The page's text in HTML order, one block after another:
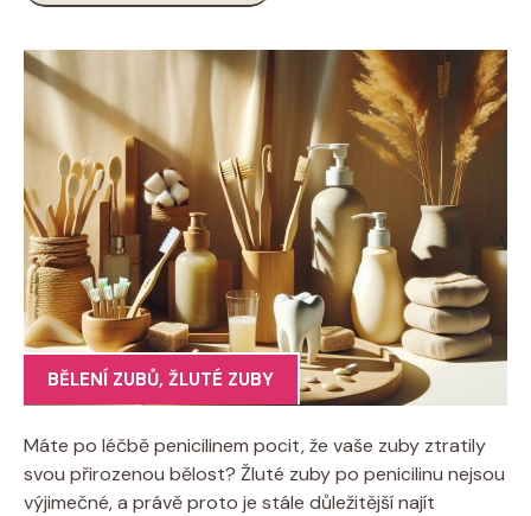
BĚLENÍ ZUBŮ, ŽLUTÉ ZUBY
Máte po léčbě penicilinem pocit, že vaše zuby ztratily
svou přirozenou bělost? Žluté zuby po penicilinu nejsou
výjimečné, a právě proto je stále důležitější najít